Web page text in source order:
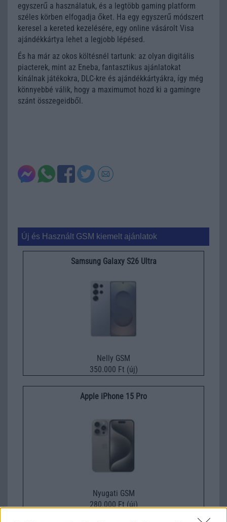
egyszerű a használatuk, és a legtöbb gaming platform
széles körben elfogadja őket. Ha egy egyszerű módszert
keresel a kereted kezelésére, egy online vásárolt Visa
ajándékkártya lehet a legjobb lépésed.
És ha már az okos költésnél tartunk: az olyan digitális
piacterek, mint az Eneba, fantasztikus ajánlatokat
kínálnak játékokra, DLC-kre és ajándékkártyákra, így még
könnyebbé válik, hogy a maximumot hozd ki a gamingre
szánt összegeidből.
Új és Használt GSM kiemelt ajánlatok
Samsung Galaxy S26 Ultra
Nelly GSM
350.000 Ft (új)
Apple iPhone 15 Pro
Nyugati GSM
280.000 Ft (új)